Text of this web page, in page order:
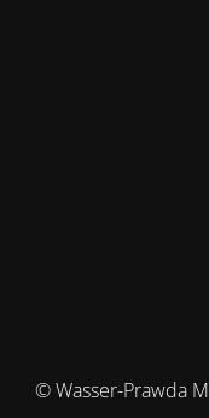
© Wasser-Prawda